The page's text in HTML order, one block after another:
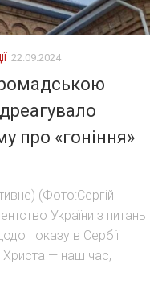
22.09.2024
про «гоніння»
(Фото:Сергій
України з питань
показу в Сербії
— наш час,